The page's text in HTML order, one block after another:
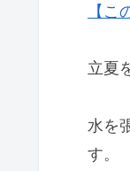
【こ
立夏
水を
す。